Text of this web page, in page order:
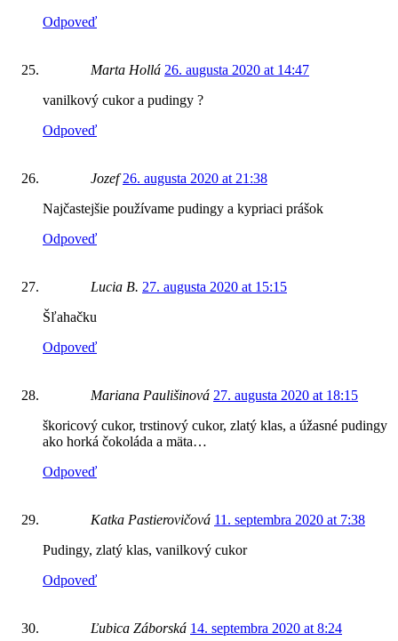
Odpoveď
Marta Hollá 26. augusta 2020 at 14:47
vanilkový cukor a pudingy ?
Odpoveď
Jozef 26. augusta 2020 at 21:38
Najčastejšie používame pudingy a kypriaci prášok
Odpoveď
Lucia B. 27. augusta 2020 at 15:15
Šľahačku
Odpoveď
Mariana Paulišinová 27. augusta 2020 at 18:15
škoricový cukor, trstinový cukor, zlatý klas, a úžasné pudingy
ako horká čokoláda a mäta…
Odpoveď
Katka Pastierovičová 11. septembra 2020 at 7:38
Pudingy, zlatý klas, vanilkový cukor
Odpoveď
Ľubica Záborská 14. septembra 2020 at 8:24